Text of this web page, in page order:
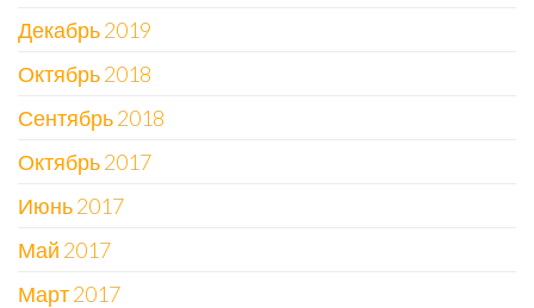
Декабрь 2019
Октябрь 2018
Сентябрь 2018
Октябрь 2017
Июнь 2017
Май 2017
Март 2017